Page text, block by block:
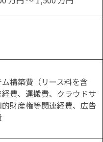
構築費（リース料を含
費、運搬費、クラウドサ
財産権等関連経費、広告